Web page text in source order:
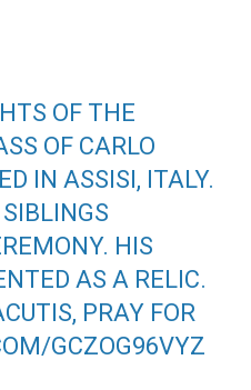
OF THE
OF CARLO
IN ASSISI, ITALY.
HIS
AS A RELIC.
, PRAY FOR
GCZOG96VYZ